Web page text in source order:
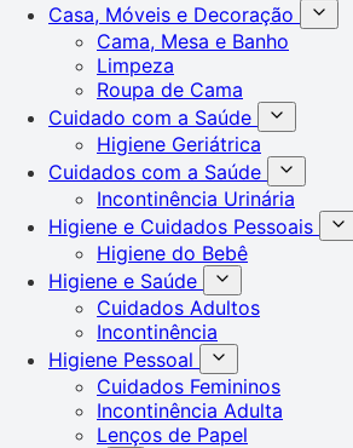
Casa, Móveis e Decoração
Cama, Mesa e Banho
Limpeza
Roupa de Cama
Cuidado com a Saúde
Higiene Geriátrica
Cuidados com a Saúde
Incontinência Urinária
Higiene e Cuidados Pessoais
Higiene do Bebê
Higiene e Saúde
Cuidados Adultos
Incontinência
Higiene Pessoal
Cuidados Femininos
Incontinência Adulta
Lenços de Papel